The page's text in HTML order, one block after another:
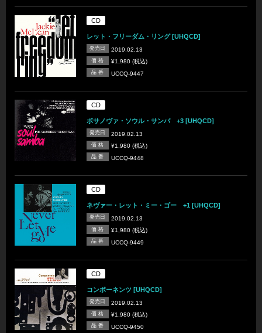
CD
レット・フリーダム・リング [UHQCD]
発売日 2019.02.13
価 格 ¥1,980 (税込)
品 番 UCCQ-9447
CD
ボサノヴァ・ソウル・サンバ +3 [UHQCD]
発売日 2019.02.13
価 格 ¥1,980 (税込)
品 番 UCCQ-9448
CD
ネヴァー・レット・ミー・ゴー +1 [UHQCD]
発売日 2019.02.13
価 格 ¥1,980 (税込)
品 番 UCCQ-9449
CD
コンポーネンツ [UHQCD]
発売日 2019.02.13
価 格 ¥1,980 (税込)
品 番 UCCQ-9450